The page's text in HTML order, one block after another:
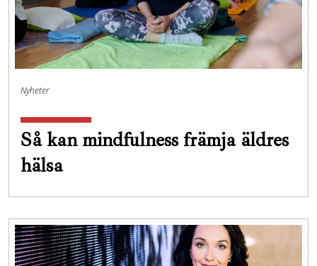
Nyheter
Så kan mindfulness främja äldres
hälsa